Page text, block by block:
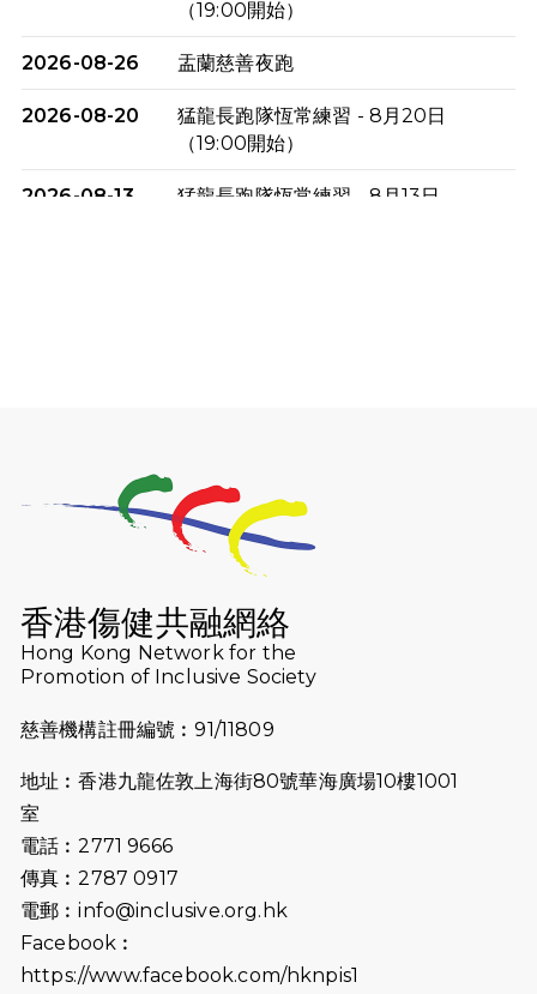
（19:00開始）
2026-08-26 盂蘭慈善夜跑
2026-08-20
猛龍長跑隊恆常練習 - 8月20日
（19:00開始）
2026-08-13
猛龍長跑隊恆常練習 - 8月13日
2026-07-23
猛龍長跑隊恆常練習 - 7月23日
（19:00開始）
猛龍長跑隊恆常練習 - 7月16日
2026-07-10
【猛龍戈壁118公里分享暨香港傷健共
融網絡15周年晚宴】
2026-07-09
猛龍長跑隊恆常練習 - 7月9日（19:00
2026-07-02
2026-06-25
（19:00開始）
2026-06-18
猛龍長跑隊恆常練習 - 6月18日
香港傷健共融網絡
Hong Kong Network for the
Promotion of Inclusive Society
慈善機構註冊編號︰91/11809
地址︰香港九龍佐敦上海街80號華海廣場10樓1001
室
電話︰2771 9666
傳真︰2787 0917
電郵︰info@inclusive.org.hk
Facebook︰
https://www.facebook.com/hknpis1